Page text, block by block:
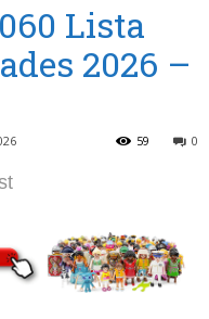
Lista
2026 –
0
59